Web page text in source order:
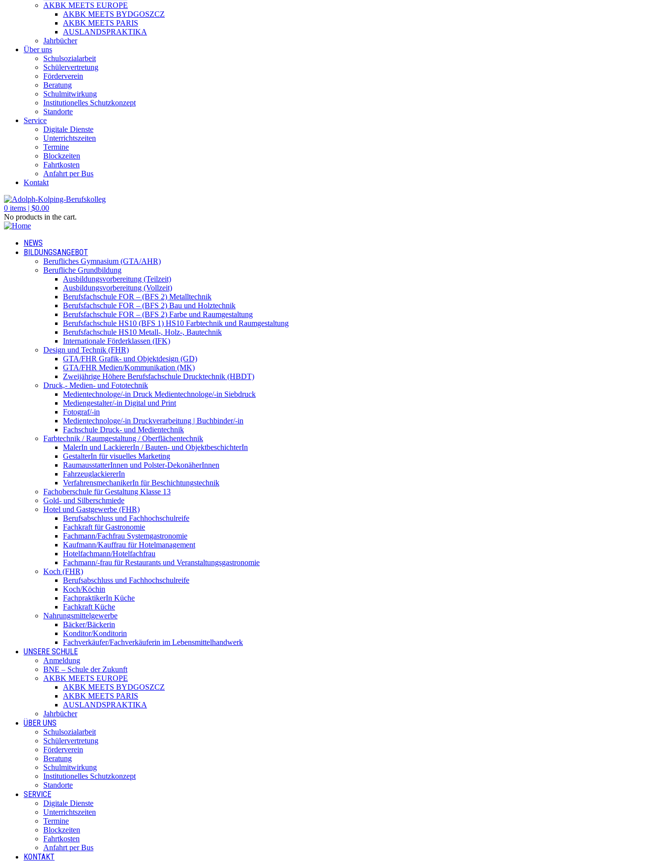
AKBK MEETS EUROPE
AKBK MEETS BYDGOSZCZ
AKBK MEETS PARIS
AUSLANDSPRAKTIKA
Jahrbücher
Über uns
Schulsozialarbeit
Schülervertretung
Förderverein
Beratung
Schulmitwirkung
Institutionelles Schutzkonzept
Standorte
Service
Digitale Dienste
Unterrichtszeiten
Termine
Blockzeiten
Fahrtkosten
Anfahrt per Bus
Kontakt
0 items | $0.00
No products in the cart.
NEWS
BILDUNGSANGEBOT
Berufliches Gymnasium (GTA/AHR)
Berufliche Grundbildung
Ausbildungsvorbereitung (Teilzeit)
Ausbildungsvorbereitung (Vollzeit)
Berufsfachschule FOR – (BFS 2) Metalltechnik
Berufsfachschule FOR – (BFS 2) Bau und Holztechnik
Berufsfachschule FOR – (BFS 2) Farbe und Raumgestaltung
Berufsfachschule HS10 (BFS 1) HS10 Farbtechnik und Raumgestaltung
Berufsfachschule HS10 Metall-, Holz-, Bautechnik
Internationale Förderklassen (IFK)
Design und Technik (FHR)
GTA/FHR Grafik- und Objektdesign (GD)
GTA/FHR Medien/Kommunikation (MK)
Zweijährige Höhere Berufsfachschule Drucktechnik (HBDT)
Druck,- Medien- und Fototechnik
Medientechnologe/-in Druck Medientechnologe/-in Siebdruck
Mediengestalter/-in Digital und Print
Fotograf/-in
Medientechnologe/-in Druckverarbeitung | Buchbinder/-in
Fachschule Druck- und Medientechnik
Farbtechnik / Raumgestaltung / Oberflächentechnik
MalerIn und LackiererIn / Bauten- und ObjektbeschichterIn
GestalterIn für visuelles Marketing
RaumausstatterInnen und Polster-DekonäherInnen
FahrzeuglackiererIn
VerfahrensmechanikerIn für Beschichtungstechnik
Fachoberschule für Gestaltung Klasse 13
Gold- und Silberschmiede
Hotel und Gastgewerbe (FHR)
Berufsabschluss und Fachhochschulreife
Fachkraft für Gastronomie
Fachmann/Fachfrau Systemgastronomie
Kaufmann/Kauffrau für Hotelmanagement
Hotelfachmann/Hotelfachfrau
Fachmann/-frau für Restaurants und Veranstaltungsgastronomie
Koch (FHR)
Berufsabschluss und Fachhochschulreife
Koch/Köchin
FachpraktikerIn Küche
Fachkraft Küche
Nahrungsmittelgewerbe
Bäcker/Bäckerin
Konditor/Konditorin
Fachverkäufer/Fachverkäuferin im Lebensmittelhandwerk
UNSERE SCHULE
Anmeldung
BNE – Schule der Zukunft
AKBK MEETS EUROPE
AKBK MEETS BYDGOSZCZ
AKBK MEETS PARIS
AUSLANDSPRAKTIKA
Jahrbücher
ÜBER UNS
Schulsozialarbeit
Schülervertretung
Förderverein
Beratung
Schulmitwirkung
Institutionelles Schutzkonzept
Standorte
SERVICE
Digitale Dienste
Unterrichtszeiten
Termine
Blockzeiten
Fahrtkosten
Anfahrt per Bus
KONTAKT